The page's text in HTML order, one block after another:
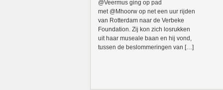
@Veermus ging op pad
met @Mhoorw op net een uur rijden
van Rotterdam naar de Verbeke
Foundation. Zij kon zich losrukken
uit haar museale baan en hij vond,
tussen de beslommeringen van […]